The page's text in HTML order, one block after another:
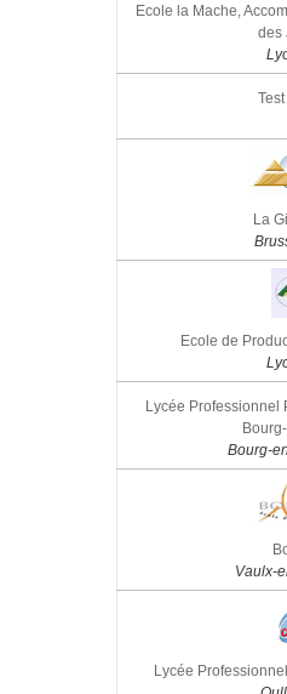
Ecole la Mache,
des
La
Ecole de
Lycée Professionnel
Bourg-
Vaulx-
Lycée